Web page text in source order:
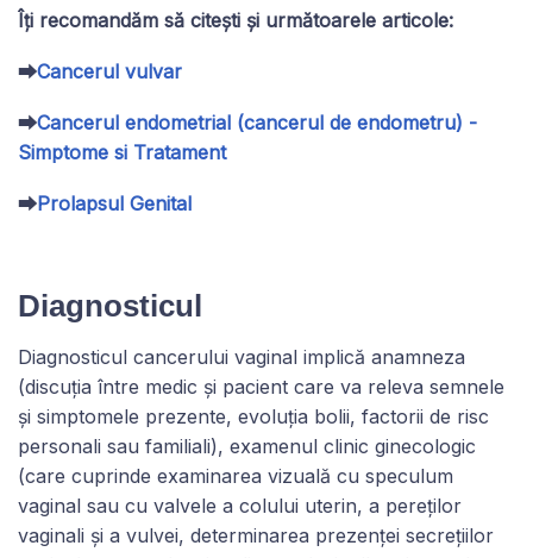
Îți recomandăm să citești și următoarele articole:
⮕Cancerul vulvar
⮕Cancerul endometrial (cancerul de endometru) -
Simptome si Tratament
⮕Prolapsul Genital
Diagnosticul
Diagnosticul cancerului vaginal implică anamneza
(discuția între medic și pacient care va releva semnele
și simptomele prezente, evoluția bolii, factorii de risc
personali sau familiali), examenul clinic ginecologic
(care cuprinde examinarea vizuală cu speculum
vaginal sau cu valvele a colului uterin, a pereților
vaginali și a vulvei, determinarea prezenței secrețiilor